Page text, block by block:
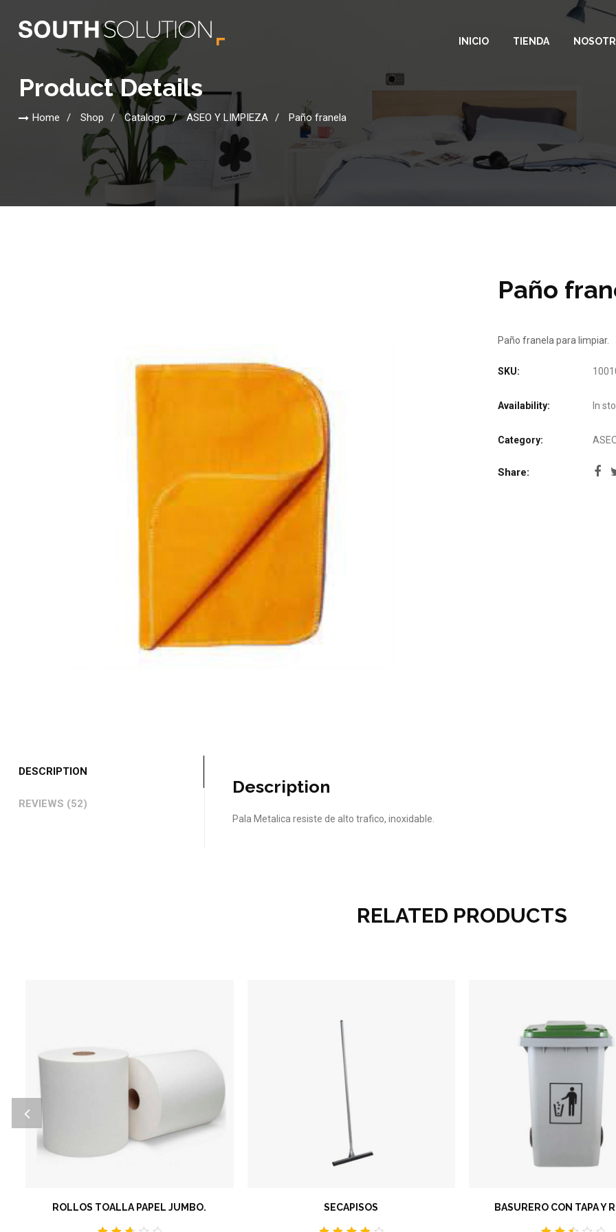
INICIO TIENDA
Product Details
Home Shop Catalogo ASEO Y LIMPIEZA Paño franela
Paño
Paño franela para limpiar.
SKU:
Availability: In
Category:
Share:
DESCRIPTION
REVIEWS (52)
Description
Pala Metalica resiste de alto trafico, inoxidable.
RELATED PRODUCTS
ROLLOS TOALLA PAPEL JUMBO. SECAPISOS BASURERO CON TAPA Y